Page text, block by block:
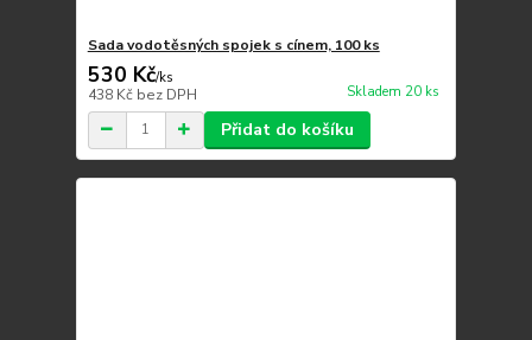
Sada vodotěsných spojek s cínem, 100 ks
530 Kč/ks
438 Kč bez DPH Skladem 20 ks
Přidat do košíku